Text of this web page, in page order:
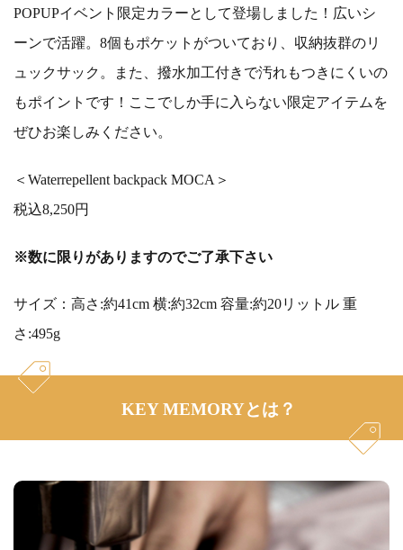
POPUPイベント限定カラーとして登場しました！広いシ
ーンで活躍。8個もポケットがついており、収納抜群のリ
ュックサック。また、撥水加工付きで汚れもつきにくいの
もポイントです！ ここでしか手に入らない限定アイテムを
ぜひお楽しみください。
＜Waterrepellent backpack MOCA＞
税込8,250円
※数に限りがありますのでご了承下さい
サイズ：高さ:約41cm 横:約32cm 容量:約20リットル 重
さ:495g
KEY MEMORYとは？